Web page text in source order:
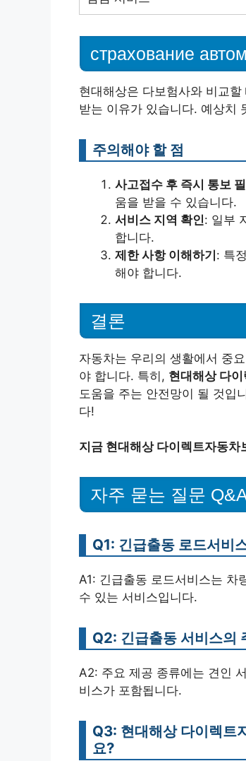
현대해상은 다보험사와 비교
받는 이유가 있습니다. 예상치
주의해야 할 점
사고접수 후 즉시 통보
움을 받을 수 있습니다.
서비스 지역 확인: 일부
합니다.
제한 사항 이해하기: 특
해야 합니다.
결론
자동차는 우리의 생활에서 중
야 합니다. 특히, 현대해상 다
도움을 주는 안전망이 될 것입
다!
지금 현대해상 다이렉트자동
자주 묻는 질문
Q1: 긴급출동 로드서비
A1: 긴급출동 로드서비스는 차
수 있는 서비스입니다.
Q2: 긴급출동 서비스의
A2: 주요 제공 종류에는 견인
비스가 포함됩니다.
Q3: 현대해상 다이렉트
요?